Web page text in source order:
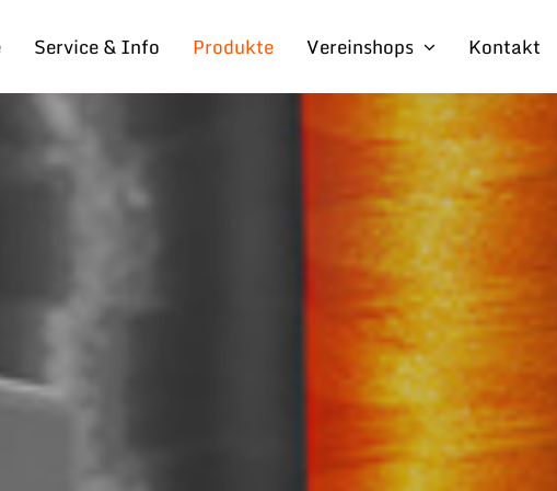
Service & Info Produkte Vereinshops Kontakt